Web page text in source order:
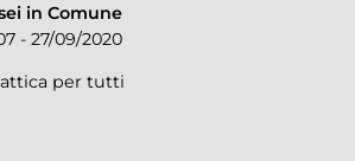
in Comune
- 27/09/2020
per tutti